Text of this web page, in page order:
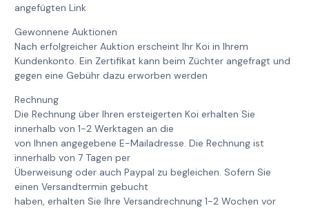
angefügten Link
Gewonnene Auktionen
Nach erfolgreicher Auktion erscheint Ihr Koi in Ihrem
Kundenkonto. Ein Zertifikat kann beim Züchter angefragt und
gegen eine Gebühr dazu erworben werden
Rechnung
Die Rechnung über Ihren ersteigerten Koi erhalten Sie
innerhalb von 1-2 Werktagen an die
von Ihnen angegebene E-Mailadresse. Die Rechnung ist
innerhalb von 7 Tagen per
Überweisung oder auch Paypal zu begleichen. Sofern Sie
einen Versandtermin gebucht
haben, erhalten Sie Ihre Versandrechnung 1-2 Wochen vor